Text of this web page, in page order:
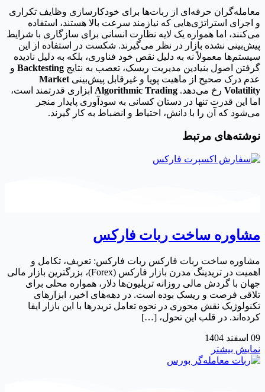
معامله‌گران حرفه‌ای از ربات‌ها برای خودکارسازی وظایف تکراری
و اجرای استراتژی‌هایی که نیازمند سرعت بالا هستند، استفاده
می‌کنند، اما همواره یک لایه نظارت انسانی برای سازگاری با شرایط
پیش‌بینی نشده بازار در نظر می‌گیرند. شکست در استفاده از این
سیستم‌ها معمولاً نه به دلیل نقص خود فناوری، بلکه به دلیل نادیده
گرفتن اصول بنیادین مدیریت ریسک، تعصب به نتایج Backtesting و
عدم درک صحیح از ماهیت پویا و غیرقابل پیش‌بینی Market
Volatility رخ می‌دهد. Algorithmic Trading ابزاری قدرتمند است،
اما این قدرت تنها در دستان کسانی به سودآوری پایدار منجر
می‌شود که آن را با دانش، احتیاط و انضباط به کار گیرند.
نوشته‌های مرتبط
مشاوره ساخت ربات فارکس
مشاوره ساخت ربات فارکس ربات فارکس: تعریف، تکامل و
اهمیت در تریدینگ مدرن بازار فارکس (Forex)، بزرگترین بازار مالی
جهان با گردش مالی روزانه تریلیون‌ها دلار، همواره محلی برای
تلاقی فرصت و ریسک بوده است. در دهه‌های اخیر، ابزارهای
تکنولوژیک نقش محوری در نحوه تعامل تریدرها با این بازار ایفا
کرده‌اند. در قلب این تحول، […]
09 اسفند 1404
نمایش بیشتر